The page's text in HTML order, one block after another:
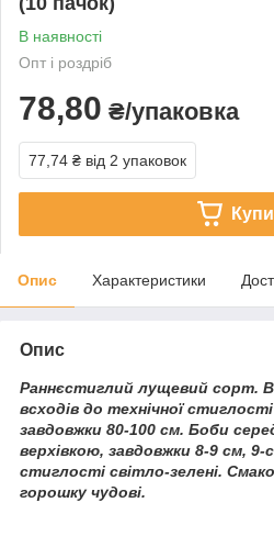
В наявності
Опт і роздріб
78,80 ₴/упаковка
77,74 ₴ від 2 упаковок
Опис Характеристики
Опис
Раннєстиглий лущевий сорт.
всходів до технічної
завдовжки 80-100 см. Боби
верхівкою, завдовжки 8-9 см, 9-
стиглості світло-зелені.
горошку чудові.